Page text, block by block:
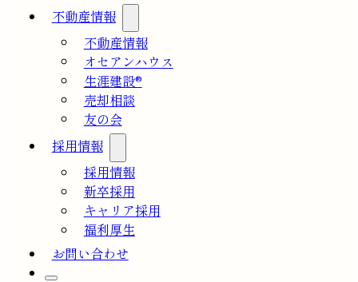
不動産情報
不動産情報
オセアンハウス
生涯建設®
売却相談
友の会
採用情報
採用情報
新卒採用
キャリア採用
福利厚生
お問い合わせ